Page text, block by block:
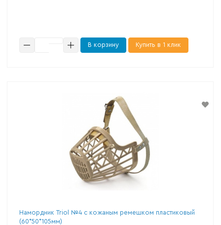
В корзину Купить в 1 клик
Намордник Triol №4 с кожаным ремешком пластиковый
(60*50*105мм)